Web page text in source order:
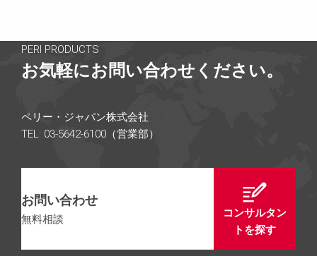
PERI PRODUCTS
お気軽にお問い合わせください。
ペリー・ジャパン株式会社
TEL: 03-5642-6100（営業部）
お問い合わせ
無料相談
コンサルタン
トを探す